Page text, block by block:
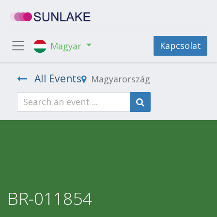
Kapcsolat
Magyar
All Events Magyarország
BR-011854